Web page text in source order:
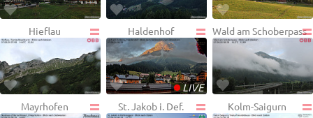
Hieflau Haldenhof
•LIVE
Wald am Schoberpass
Mayrhofen St. Jakob i. Def. Kolm-Saigurn